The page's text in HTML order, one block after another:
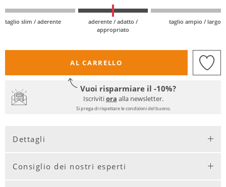
taglio slim / aderente
aderente / adatto /
appropriato
taglio ampio / largo
AL CARRELLO
Vuoi risparmiare il -10%?
Iscrivitiora alla newsletter.
Si prega di rispettare le condizioni del buono.
Dettagli
Consiglio dei nostri esperti